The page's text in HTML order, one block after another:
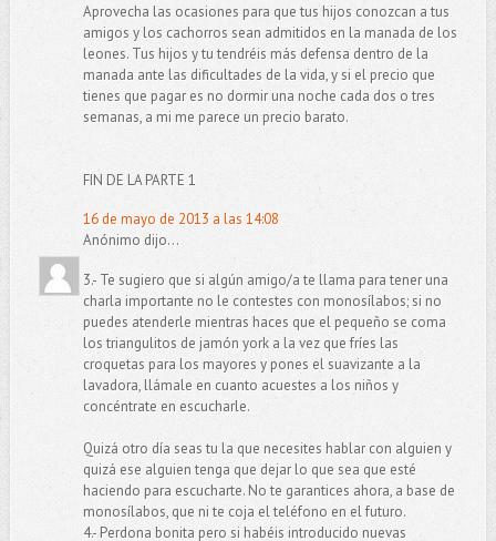
Aprovecha las ocasiones para que tus hijos conozcan a tus
amigos y los cachorros sean admitidos en la manada de los
leones. Tus hijos y tu tendréis más defensa dentro de la
manada ante las dificultades de la vida, y si el precio que
tienes que pagar es no dormir una noche cada dos o tres
semanas, a mi me parece un precio barato.
FIN DE LA PARTE 1
16 de mayo de 2013 a las 14:08
Anónimo dijo...
3.- Te sugiero que si algún amigo/a te llama para tener una
charla importante no le contestes con monosílabos; si no
puedes atenderle mientras haces que el pequeño se coma
los triangulitos de jamón york a la vez que fríes las
croquetas para los mayores y pones el suavizante a la
lavadora, llámale en cuanto acuestes a los niños y
concéntrate en escucharle.
Quizá otro día seas tu la que necesites hablar con alguien y
quizá ese alguien tenga que dejar lo que sea que esté
haciendo para escucharte. No te garantices ahora, a base de
monosílabos, que ni te coja el teléfono en el futuro.
4.- Perdona bonita pero si habéis introducido nuevas